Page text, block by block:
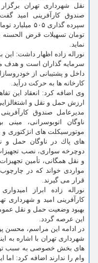
نقل شهرداری تهران
صندوق كارآفرینی امید
تومان تسهیلات قرض
نماید.
نوراله زاده اظهار داشت:
سرمایه گذاران است و هدف ما
داخل و پشتیبانی از
كارخانه ها به حركت درآید.
وی اضافه كرد: انعقاد این
ارزش حمل و نقل و اشتغالزایی
مدیرعامل صندوق
ناوگان اتوبوسرانی،
موتورسیكلت های انژكتوری و
های پاك در ناوگان حمل و
دوچرخه سواری، نصب تجهیزات
و نقل همگانی، تأمین
مواردی خواند كه در
قرار می گیرند.
نوراله زاده ابراز
كارآفرینی امید و شهرداری
بهبود وضعیت حمل و نقل
این عرصه گردد.
در ادامه این مراسم، محسن
شهرداری تهران با اشاره به
های بخش خصوصی به سبب تورم
وام را ندارند اضافه كرد: